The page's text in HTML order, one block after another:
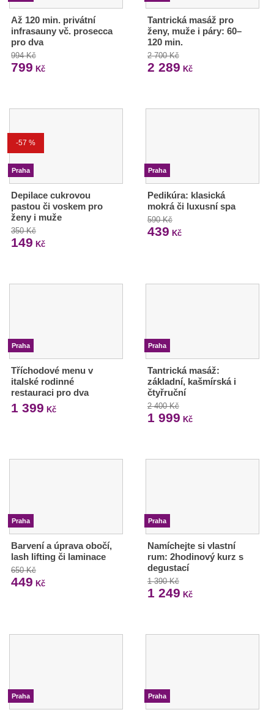
Až 120 min. privátní
infrasauny vč. prosecca
pro dva
994 Kč
799 Kč
Tantrická masáž pro
ženy, muže i páry: 60–
120 min.
2 700 Kč
2 289 Kč
-57 %
Praha
Depilace cukrovou
pastou či voskem pro
ženy i muže
350 Kč
149 Kč
Praha
Pedikúra: klasická
mokrá či luxusní spa
590 Kč
439 Kč
Praha
Tříchodové menu v
italské rodinné
restauraci pro dva
1 399 Kč
Praha
Tantrická masáž:
základní, kašmírská i
čtyřruční
2 400 Kč
1 999 Kč
Praha
Barvení a úprava obočí,
lash lifting či laminace
650 Kč
449 Kč
Praha
Namíchejte si vlastní
rum: 2hodinový kurz s
degustací
1 390 Kč
1 249 Kč
Praha Praha